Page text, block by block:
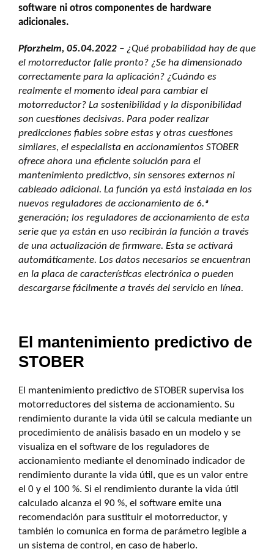
software ni otros componentes de hardware
adicionales.
Pforzheim, 05.04.2022 – ¿Qué probabilidad hay de que
el motorreductor falle pronto? ¿Se ha dimensionado
correctamente para la aplicación? ¿Cuándo es
realmente el momento ideal para cambiar el
motorreductor? La sostenibilidad y la disponibilidad
son cuestiones decisivas. Para poder realizar
predicciones fiables sobre estas y otras cuestiones
similares, el especialista en accionamientos STOBER
ofrece ahora una eficiente solución para el
mantenimiento predictivo, sin sensores externos ni
cableado adicional. La función ya está instalada en los
nuevos reguladores de accionamiento de 6.ª
generación; los reguladores de accionamiento de esta
serie que ya están en uso recibirán la función a través
de una actualización de firmware. Esta se activará
automáticamente. Los datos necesarios se encuentran
en la placa de características electrónica o pueden
descargarse fácilmente a través del servicio en línea.
El mantenimiento predictivo de
STOBER
El mantenimiento predictivo de STOBER supervisa los
motorreductores del sistema de accionamiento. Su
rendimiento durante la vida útil se calcula mediante un
procedimiento de análisis basado en un modelo y se
visualiza en el software de los reguladores de
accionamiento mediante el denominado indicador de
rendimiento durante la vida útil, que es un valor entre
el 0 y el 100 %. Si el rendimiento durante la vida útil
calculado alcanza el 90 %, el software emite una
recomendación para sustituir el motorreductor, y
también lo comunica en forma de parámetro legible a
un sistema de control, en caso de haberlo.